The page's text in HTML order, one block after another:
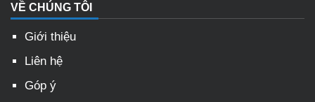
VỀ CHÚNG TÔI
Giới thiệu
Liên hệ
Góp ý